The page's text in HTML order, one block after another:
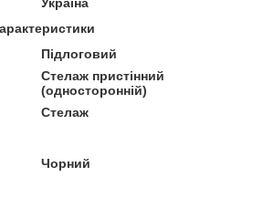
Підлоговий
Стелаж пристінний
(односторонній)
Стелаж
Чорний